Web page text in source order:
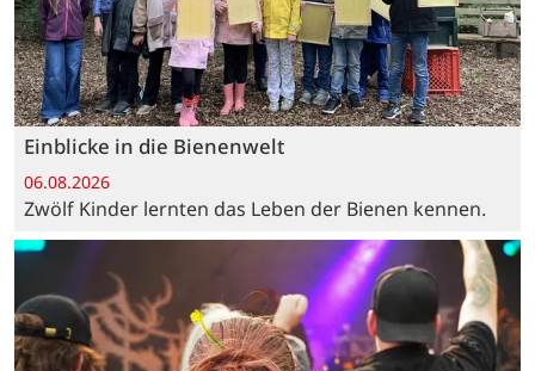
Einblicke in die Bienenwelt
06.08.2026
Zwölf Kinder lernten das Leben der Bienen kennen.